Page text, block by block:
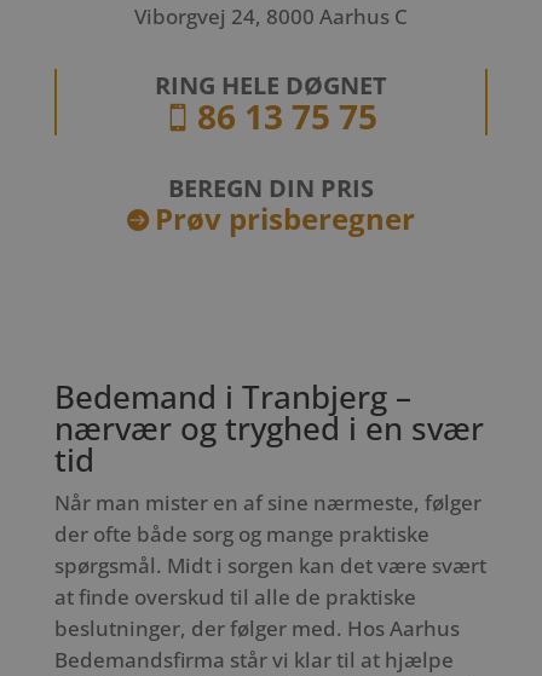
Viborgvej 24, 8000 Aarhus C
RING HELE DØGNET
 86 13 75 75
BEREGN DIN PRIS
 Prøv prisberegner
Bedemand i Tranbjerg –
nærvær og tryghed i en svær
tid
Når man mister en af sine nærmeste, følger
der ofte både sorg og mange praktiske
spørgsmål. Midt i sorgen kan det være svært
at finde overskud til alle de praktiske
beslutninger, der følger med. Hos Aarhus
Bedemandsfirma står vi klar til at hjælpe